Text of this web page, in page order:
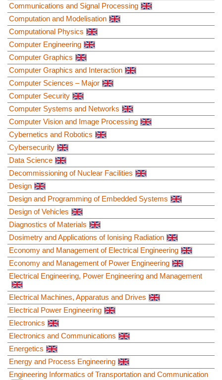
Communications and Signal Processing
Computation and Modelisation
Computational Physics
Computer Engineering
Computer Graphics
Computer Graphics and Interaction
Computer Sciences – Major
Computer Security
Computer Systems and Networks
Computer Vision and Image Processing
Cybernetics and Robotics
Cybersecurity
Data Science
Decommissioning of Nuclear Facilities
Design
Design and Programming of Embedded Systems
Design of Vehicles
Diagnostics of Materials
Dosimetry and Applications of Ionising Radiation
Economy and Management of Electrical Engineering
Economy and Management of Power Engineering
Electrical Engineering, Power Engineering and Management
Electrical Machines, Apparatus and Drives
Electrical Power Engineering
Electronics
Electronics and Communications
Energetics
Energy and Process Engineering
Engineering Informatics of Transportation and Communication